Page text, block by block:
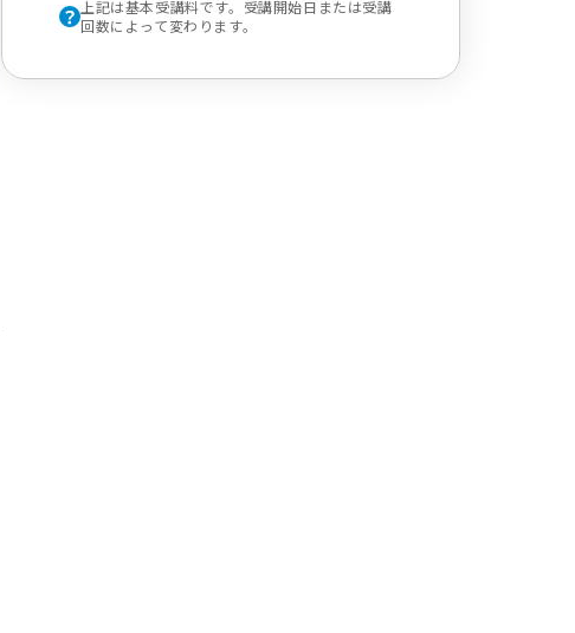
上記は基本受講料です。受講開始日または受講
回数によって変わります。